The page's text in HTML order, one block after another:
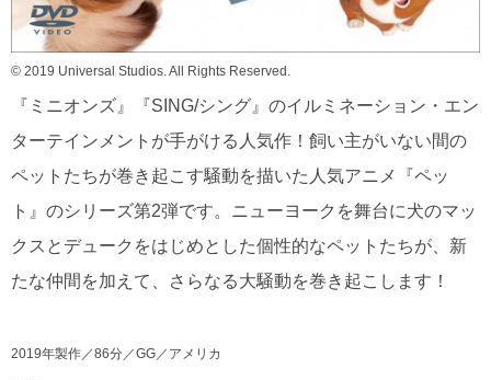
© 2019 Universal Studios. All Rights Reserved.
『ミニオンズ』『SING/シング』のイルミネーション・エン
ターテインメントが手がける人気作！飼い主がいない間の
ペットたちが巻き起こす騒動を描いた人気アニメ『ペッ
ト』のシリーズ第2弾です。ニューヨークを舞台に犬のマッ
クスとデュークをはじめとした個性的なペットたちが、新
たな仲間を加えて、さらなる大騒動を巻き起こします！
2019年製作／86分／GG／アメリカ